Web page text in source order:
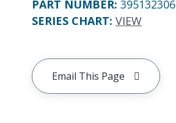
PART NUMBER: 395132306
SERIES CHART: VIEW
Email This Page